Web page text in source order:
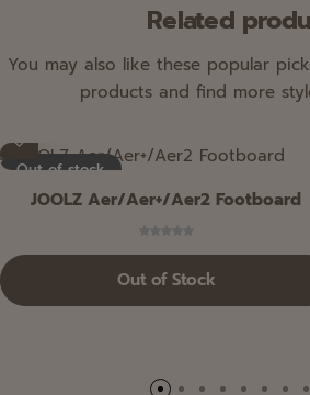
Related
You may also like these popular
products and find more
Out of stock
JOOLZ Aer/Aer+/Aer2 Footboard
Out of Stock